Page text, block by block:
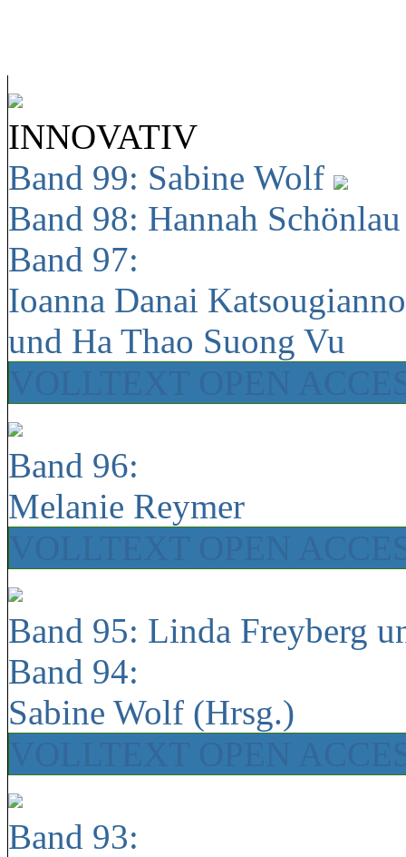
INNOVATIV
Band 99: Sabine Wolf
Band 98: Hannah
Band 97:
Ioanna Danai
und Ha Thao Suong Vu
Band 96:
Melanie Reymer
Band 95: Linda Freyberg
Band 94:
Sabine Wolf (Hrsg.)
Band 93: